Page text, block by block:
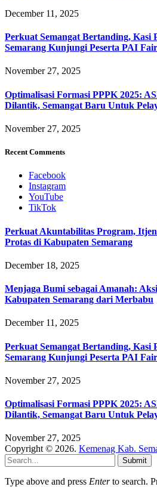
December 11, 2025
Perkuat Semangat Bertanding, Kasi
Semarang Kunjungi Peserta PAI Fair
November 27, 2025
Optimalisasi Formasi PPPK 2025:
Dilantik, Semangat Baru Untuk
November 27, 2025
Recent Comments
Facebook
Instagram
YouTube
TikTok
Perkuat Akuntabilitas Program,
Protas di Kabupaten Semarang
December 18, 2025
Menjaga Bumi sebagai Amanah:
Kabupaten Semarang dari Merbabu
December 11, 2025
Perkuat Semangat Bertanding, Kasi
Semarang Kunjungi Peserta PAI Fair
November 27, 2025
Optimalisasi Formasi PPPK 2025:
Dilantik, Semangat Baru Untuk
November 27, 2025
Copyright © 2026. Kemenag Kab.
Submit
Type above and press Enterto search.